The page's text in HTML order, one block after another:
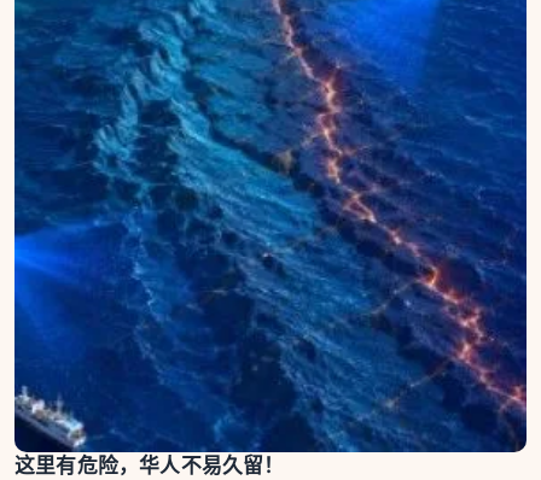
这里有危险，华人不易久留！